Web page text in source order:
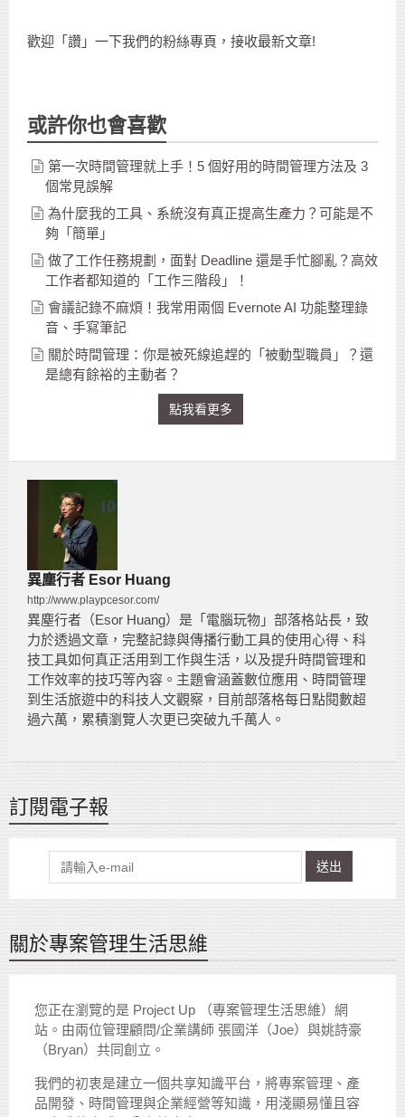
歡迎「讚」一下我們的粉絲專頁，接收最新文章!
或許你也會喜歡
第一次時間管理就上手！5 個好用的時間管理方法及 3
個常見誤解
為什麼我的工具、系統沒有真正提高生產力？可能是不
夠「簡單」
做了工作任務規劃，面對 Deadline 還是手忙腳亂？高效
工作者都知道的「工作三階段」！
會議記錄不麻煩！我常用兩個 Evernote AI 功能整理錄
音、手寫筆記
關於時間管理：你是被死線追趕的「被動型職員」？還
是總有餘裕的主動者？
點我看更多
異塵行者 Esor Huang
http://www.playpcesor.com/
異塵行者（Esor Huang）是「電腦玩物」部落格站長，致
力於透過文章，完整記錄與傳播行動工具的使用心得、科
技工具如何真正活用到工作與生活，以及提升時間管理和
工作效率的技巧等內容。主題會涵蓋數位應用、時間管理
到生活旅遊中的科技人文觀察，目前部落格每日點閱數超
過六萬，累積瀏覽人次更已突破九千萬人。
訂閱電子報
送出
關於專案管理生活思維
您正在瀏覽的是 Project Up （專案管理生活思維）網
站。由兩位管理顧問/企業講師 張國洋（Joe）與姚詩豪
（Bryan）共同創立。
我們的初衷是建立一個共享知識平台，將專案管理、產
品開發、時間管理與企業經營等知識，用淺顯易懂且容